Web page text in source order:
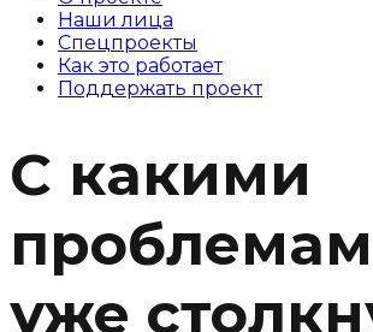
Наши лица
Спецпроекты
Как это работает
Поддержать проект
С какими
уже